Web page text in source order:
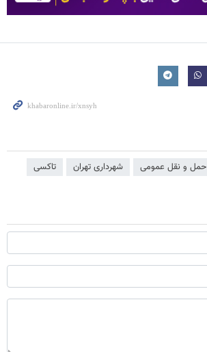
حمل و نقل عمومی شهرداری تهران تاکسی